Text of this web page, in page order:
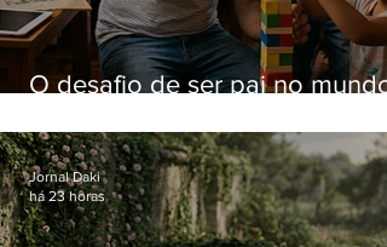
O desafio de ser pai no mundo
Jornal Daki
há 23 horas